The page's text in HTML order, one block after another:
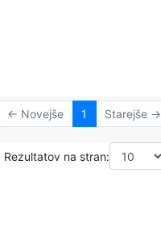
← Novejše 1 Starejše →
Rezultatov na stran: